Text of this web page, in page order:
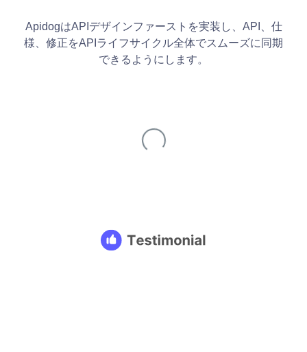
ApidogはAPIデザインファーストを実装し、API、仕
様、修正をAPIライフサイクル全体でスムーズに同期
できるようにします。